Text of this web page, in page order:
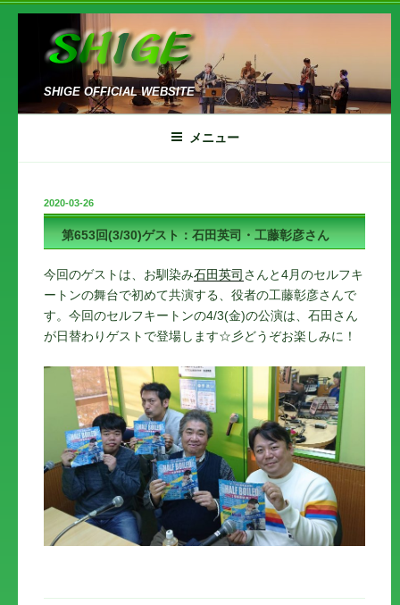
ツ
キ
SHIGE OFFICIAL WEBSITE
メニュー
投
稿
2020-03-26
第653回(3/30)ゲスト：石田英司・工藤彰彦さん
今回のゲストは、お馴染み石田英司 さんと4月のセルフキ
ートンの舞台で初めて共演する、役者の工藤彰彦さんで
す。今回のセルフキートンの4/3(金)の公演は、石田さん
が日替わりゲストで登場します☆彡どうぞお楽しみに！